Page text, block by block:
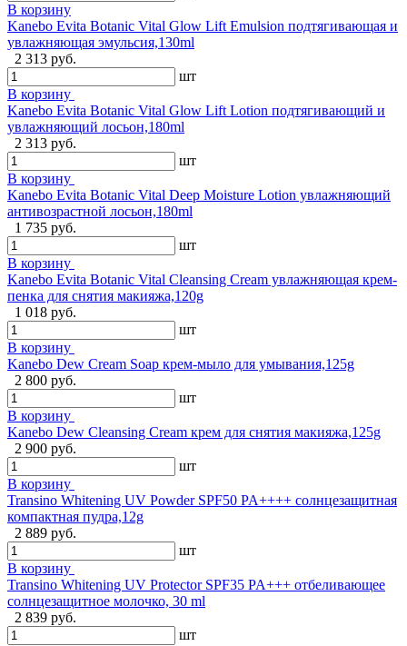
В корзину
Kanebo Evita Botanic Vital Glow Lift Emulsion подтягивающая и
увлажняющая эмульсия,130ml
2 313 руб.
шт
В корзину
Kanebo Evita Botanic Vital Glow Lift Lotion подтягивающий и
увлажняющий лосьон,180ml
2 313 руб.
шт
В корзину
Kanebo Evita Botanic Vital Deep Moisture Lotion увлажняющий
антивозрастной лосьон,180ml
1 735 руб.
шт
В корзину
Kanebo Evita Botanic Vital Cleansing Cream увлажняющая крем-
пенка для снятия макияжа,120g
1 018 руб.
шт
В корзину
Kanebo Dew Cream Soap крем-мыло для умывания,125g
2 800 руб.
шт
В корзину
Kanebo Dew Cleansing Cream крем для снятия макияжа,125g
2 900 руб.
шт
В корзину
Transino Whitening UV Powder SPF50 PA++++ солнцезащитная
компактная пудра,12g
2 889 руб.
шт
В корзину
Transino Whitening UV Protector SPF35 PA+++ отбеливающее
солнцезащитное молочко, 30 ml
2 839 руб.
шт